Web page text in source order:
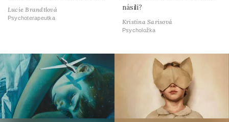
Lucie Brandtlová
Psychoterapeutka
násilí?
Kristina Sarisová
Psycholožka